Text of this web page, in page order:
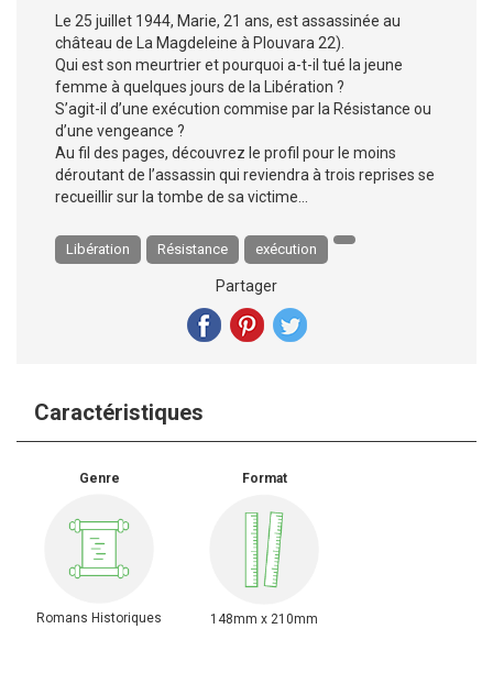
Le 25 juillet 1944, Marie, 21 ans, est assassinée au
château de La Magdeleine à Plouvara 22).
Qui est son meurtrier et pourquoi a-t-il tué la jeune
femme à quelques jours de la Libération ?
S’agit-il d’une exécution commise par la Résistance ou
d’une vengeance ?
Au fil des pages, découvrez le profil pour le moins
déroutant de l’assassin qui reviendra à trois reprises se
recueillir sur la tombe de sa victime...
Libération Résistance exécution
Partager
Caractéristiques
Genre
Romans Historiques
Format
148mm x 210mm